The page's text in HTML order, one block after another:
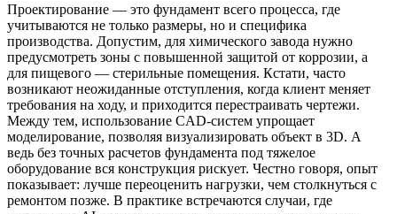
Проектирование — это фундамент всего процесса, где
учитываются не только размеры, но и специфика
производства. Допустим, для химического завода нужно
предусмотреть зоны с повышенной защитой от коррозии, а
для пищевого — стерильные помещения. Кстати, часто
возникают неожиданные отступления, когда клиент меняет
требования на ходу, и приходится перестраивать чертежи.
Между тем, использование CAD-систем упрощает
моделирование, позволяя визуализировать объект в 3D. А
ведь без точных расчетов фундамента под тяжелое
оборудование вся конструкция рискует. Честно говоря, опыт
показывает: лучше переоценить нагрузки, чем столкнуться с
ремонтом позже. В практике встречаются случаи, где